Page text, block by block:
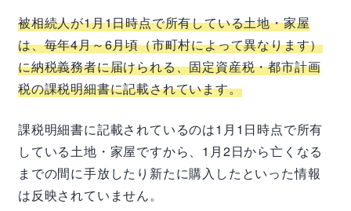
被相続人が1月1日時点で所有している土地・家屋
は、毎年4月～6月頃（市町村によって異なります）
に納税義務者に届けられる、固定資産税・都市計画
税の課税明細書に記載されています。
課税明細書に記載されているのは1 月 1 日時点で所有
している土地・家屋ですから、 1 月2日から亡くなる
までの間に手放したり新たに購入したといった情報
は反映されていません。